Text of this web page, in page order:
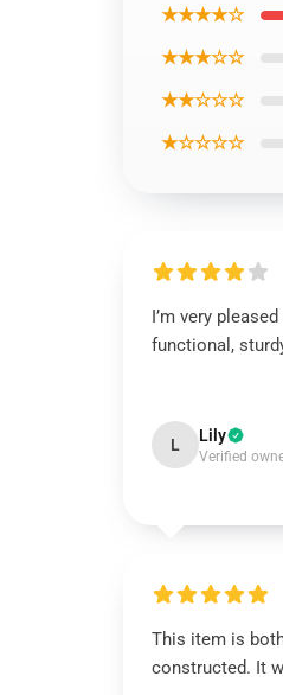
★★★★☆
★★★☆☆
★★☆☆☆
★☆☆☆☆
I’m very
functional,
L Lily
Verified
This item is
constructed. It